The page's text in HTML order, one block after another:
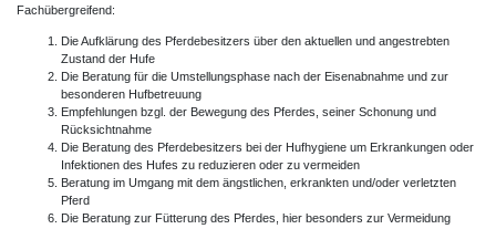
Fachübergreifend:
Die Aufklärung des Pferdebesitzers über den aktuellen und angestrebten
Zustand der Hufe
Die Beratung für die Umstellungsphase nach der Eisenabnahme und zur
besonderen Hufbetreuung
Empfehlungen bzgl. der Bewegung des Pferdes, seiner Schonung und
Rücksichtnahme
Die Beratung des Pferdebesitzers bei der Hufhygiene um Erkrankungen oder
Infektionen des Hufes zu reduzieren oder zu vermeiden
Beratung im Umgang mit dem ängstlichen, erkrankten und/oder verletzten
Pferd
Die Beratung zur Fütterung des Pferdes, hier besonders zur Vermeidung